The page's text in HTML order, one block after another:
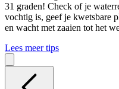
31 graden! Check of je
vochtig is, geef je kwetsbare
en wacht met zaaien tot het
Lees meer tips